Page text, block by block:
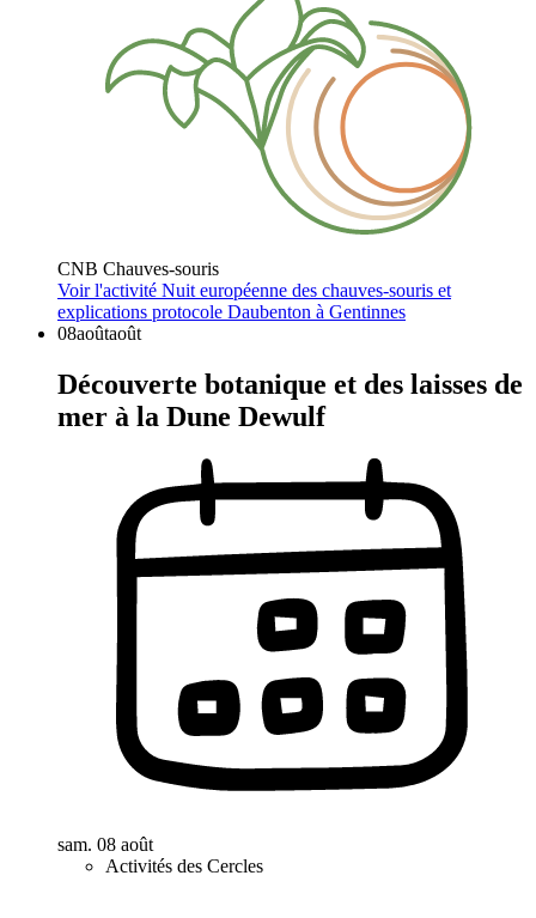
CNB Chauves-souris
Voir l'activité Nuit européenne des chauves-souris et
explications protocole Daubenton à Gentinnes
08aoûtaoût
Découverte botanique et des laisses de
mer à la Dune Dewulf
sam. 08 août
Activités des Cercles